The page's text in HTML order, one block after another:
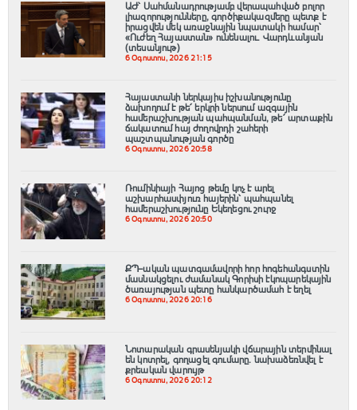
ԱԺ՝ Սահմանադրությամբ վերապահված բոլոր
լիազորությունները, գործիքակազմերը պետք է
իրացվեն մեկ առաջնային նպատակի համար՝
«Ուժեղ Հայաստան» ունենալու. Վարդևանյան
(տեսանյութ)
6 Օգոստոս, 2026 21:15
Հայաստանի ներկայիս իշխանությունը
ձախողում է թե՛ երկրի ներսում ազգային
համերաշխության պահպանման, թե՛ արտաքին
ճակատում հայ ժողովրդի շահերի
պաշտպանության գործը
6 Օգոստոս, 2026 20:58
Ռումինիայի Հայոց թեմը կոչ է արել
աշխարհասփյուռ հայերին՝ պահպանել
համերաշխությունը Եկեղեցու շուրջ
6 Օգոստոս, 2026 20:50
ՔՊ–ական պատգամավորի հոր հոգեհանգստին
մասնակցելու ժամանակ Գորիսի էկոպարեկային
ծառայության պետը հանկարծամահ է եղել
6 Օգոստոս, 2026 20:16
Նոտարական գրասենյակի վճարային տերմինալ
են կոտրել, գողացել գումարը. նախաձեռնվել է
քրեական վարույթ
6 Օգոստոս, 2026 20:12